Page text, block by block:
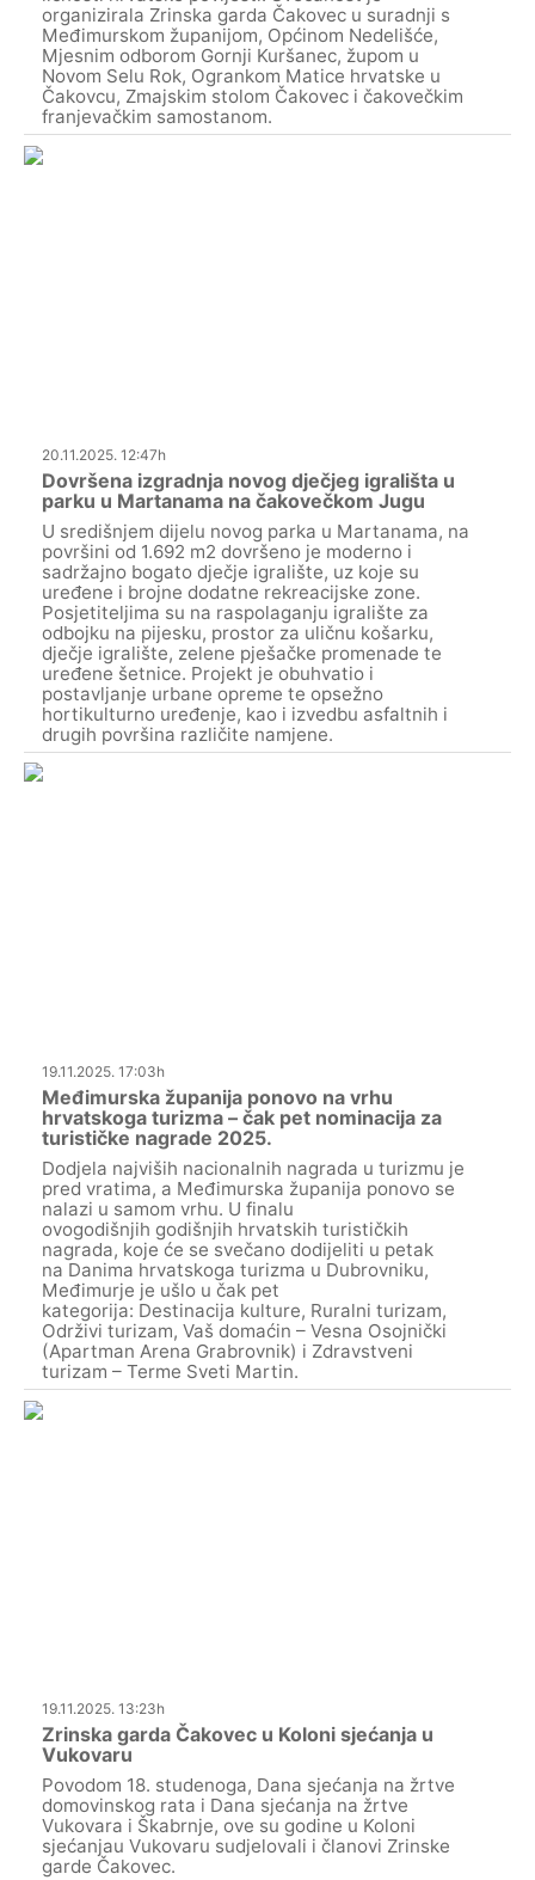
organizirala Zrinska garda Čakovec u suradnji s
Međimurskom županijom, Općinom Nedelišće,
Mjesnim odborom Gornji Kuršanec, župom u
Novom Selu Rok, Ogrankom Matice hrvatske u
Čakovcu, Zmajskim stolom Čakovec i čakovečkim
franjevačkim samostanom.
20.11.2025. 12:47h
Dovršena izgradnja novog dječjeg igrališta u
parku u Martanama na čakovečkom Jugu
U središnjem dijelu novog parka u Martanama, na
površini od 1.692 m2 dovršeno je moderno i
sadržajno bogato dječje igralište, uz koje su
uređene i brojne dodatne rekreacijske zone.
Posjetiteljima su na raspolaganju igralište za
odbojku na pijesku, prostor za uličnu košarku,
dječje igralište, zelene pješačke promenade te
uređene šetnice. Projekt je obuhvatio i
postavljanje urbane opreme te opsežno
hortikulturno uređenje, kao i izvedbu asfaltnih i
drugih površina različite namjene.
19.11.2025. 17:03h
Međimurska županija ponovo na vrhu
hrvatskoga turizma – čak pet nominacija za
turističke nagrade 2025.
Dodjela najviših nacionalnih nagrada u turizmu je
pred vratima, a Međimurska županija ponovo se
nalazi u samom vrhu. U finalu
ovogodišnjih godišnjih hrvatskih turističkih
nagrada, koje će se svečano dodijeliti u petak
na Danima hrvatskoga turizma u Dubrovniku,
Međimurje je ušlo u čak pet
kategorija: Destinacija kulture, Ruralni turizam,
Održivi turizam, Vaš domaćin – Vesna Osojnički
(Apartman Arena Grabrovnik) i Zdravstveni
turizam – Terme Sveti Martin.
19.11.2025. 13:23h
Zrinska garda Čakovec u Koloni sjećanja u
Vukovaru
Povodom 18. studenoga, Dana sjećanja na žrtve
domovinskog rata i Dana sjećanja na žrtve
Vukovara i Škabrnje, ove su godine u Koloni
sjećanjau Vukovaru sudjelovali i članovi Zrinske
garde Čakovec.